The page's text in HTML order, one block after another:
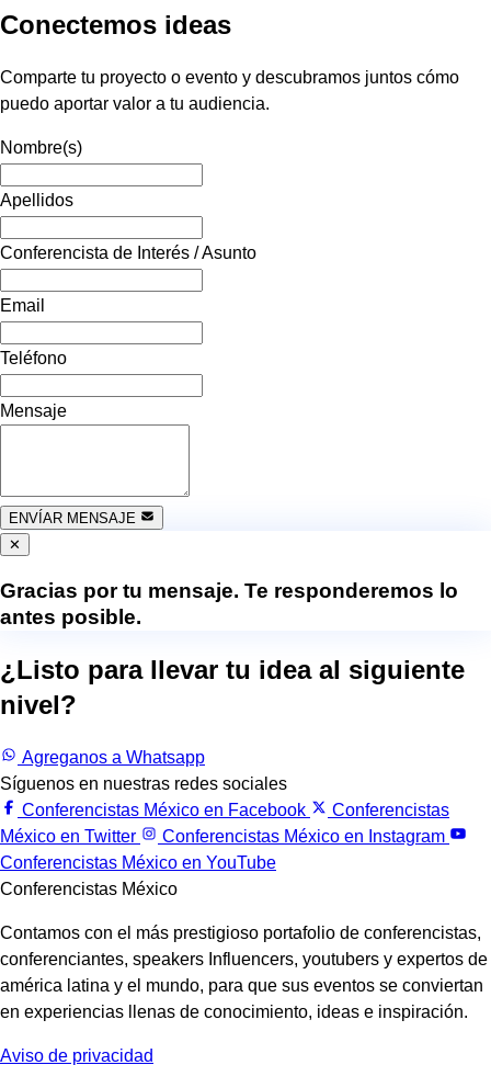
Conectemos ideas
Comparte tu proyecto o evento y descubramos juntos cómo
puedo aportar valor a tu audiencia.
Nombre(s)
Apellidos
Conferencista de Interés / Asunto
Email
Teléfono
Mensaje
ENVÍAR MENSAJE
✕
Gracias por tu mensaje. Te responderemos lo
antes posible.
¿Listo para llevar tu idea al siguiente
nivel?
Agreganos a Whatsapp
Síguenos en nuestras redes sociales
Conferencistas México en Facebook
Conferencistas
México en Twitter
Conferencistas México en Instagram
Conferencistas México en YouTube
Conferencistas México
Contamos con el más prestigioso portafolio de conferencistas,
conferenciantes, speakers Influencers, youtubers y expertos de
américa latina y el mundo, para que sus eventos se conviertan
en experiencias llenas de conocimiento, ideas e inspiración.
Aviso de privacidad